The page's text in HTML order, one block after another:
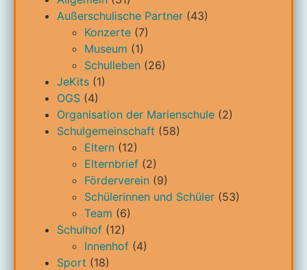
Außerschulische Partner (43)
Konzerte (7)
Museum (1)
Schulleben (26)
JeKits (1)
OGS (4)
Organisation der Marienschule (2)
Schulgemeinschaft (58)
Eltern (12)
Elternbrief (2)
Förderverein (9)
Schülerinnen und Schüler (53)
Team (6)
Schulhof (12)
Innenhof (4)
Sport (18)